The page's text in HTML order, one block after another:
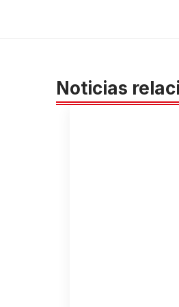
Noticias